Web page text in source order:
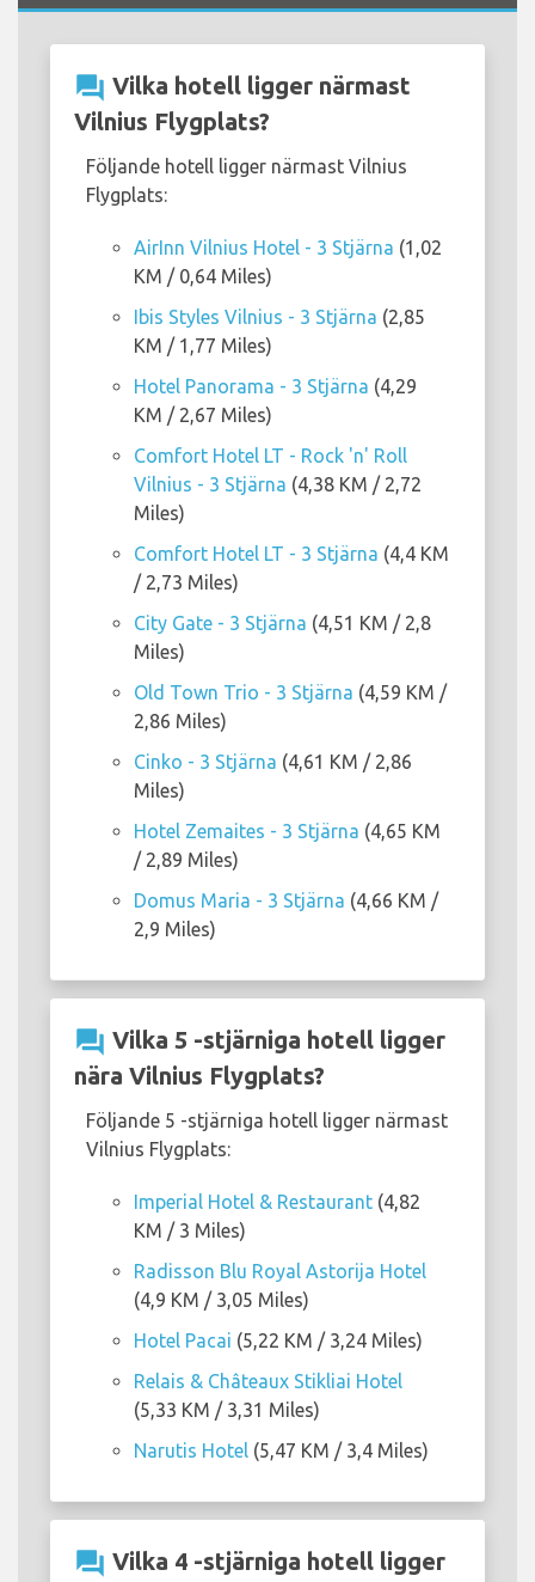
question_answer Vilka hotell ligger närmast
Vilnius Flygplats?
Följande hotell ligger närmast Vilnius
Flygplats:
AirInn Vilnius Hotel - 3 Stjärna (1,02
KM / 0,64 Miles)
Ibis Styles Vilnius - 3 Stjärna (2,85
KM / 1,77 Miles)
Hotel Panorama - 3 Stjärna (4,29
KM / 2,67 Miles)
Comfort Hotel LT - Rock 'n' Roll
Vilnius - 3 Stjärna (4,38 KM / 2,72
Miles)
Comfort Hotel LT - 3 Stjärna (4,4 KM
/ 2,73 Miles)
City Gate - 3 Stjärna (4,51 KM / 2,8
Miles)
Old Town Trio - 3 Stjärna (4,59 KM /
2,86 Miles)
Cinko - 3 Stjärna (4,61 KM / 2,86
Miles)
Hotel Zemaites - 3 Stjärna (4,65 KM
/ 2,89 Miles)
Domus Maria - 3 Stjärna (4,66 KM /
2,9 Miles)
question_answer Vilka 5 -stjärniga hotell ligger
nära Vilnius Flygplats?
Följande 5 -stjärniga hotell ligger närmast
Vilnius Flygplats:
Imperial Hotel & Restaurant (4,82
KM / 3 Miles)
Radisson Blu Royal Astorija Hotel
(4,9 KM / 3,05 Miles)
Hotel Pacai (5,22 KM / 3,24 Miles)
Relais & Châteaux Stikliai Hotel
(5,33 KM / 3,31 Miles)
Narutis Hotel (5,47 KM / 3,4 Miles)
question_answer Vilka 4 -stjärniga hotell ligger